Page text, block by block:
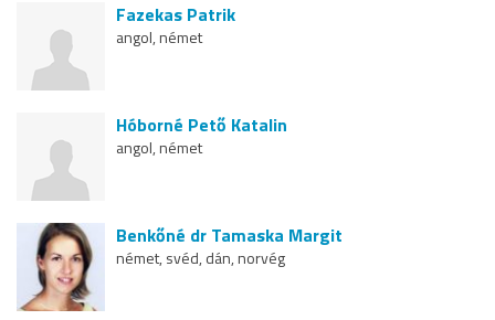
Fazekas Patrik
angol, német
Hóborné Pető Katalin
angol, német
Benkőné dr Tamaska Margit
német, svéd, dán, norvég